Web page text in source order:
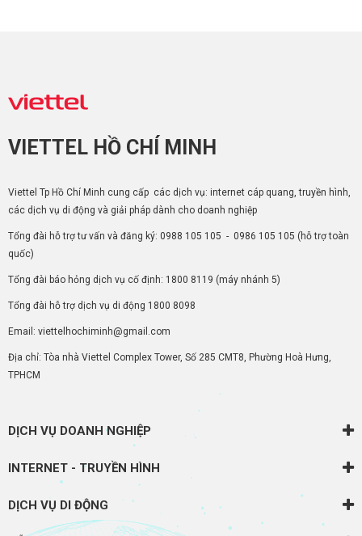
VIETTEL HỒ CHÍ MINH
Viettel Tp Hồ Chí Minh cung cấp các dịch vụ: internet cáp quang, truyền hình,
các dịch vụ di động và giải pháp dành cho doanh nghiệp
Tổng đài hỗ trợ tư vấn và đăng ký: 0988 105 105 - 0986 105 105 (hỗ trợ toàn
quốc)
Tổng đài báo hỏng dịch vụ cố định: 1800 8119 (máy nhánh 5)
Tổng đài hỗ trợ dịch vụ di động 1800 8098
Email: viettelhochiminh@gmail.com
Địa chỉ: Tòa nhà Viettel Complex Tower, Số 285 CMT8, Phường Hoà Hưng,
TPHCM
DỊCH VỤ DOANH NGHIỆP
INTERNET - TRUYỀN HÌNH
DỊCH VỤ DI ĐỘNG